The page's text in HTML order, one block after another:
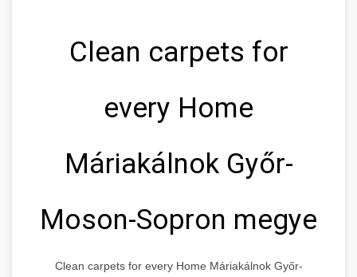
Clean carpets for
every Home
Máriakálnok Győr-
Moson-Sopron megye
Clean carpets for every Home Máriakálnok Győr-